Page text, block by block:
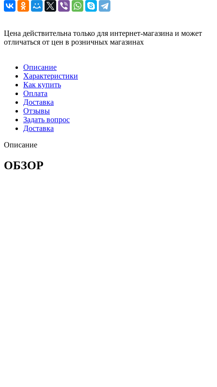
Цена действительна только для интернет-магазина и может
отличаться от цен в розничных магазинах
Описание
Характеристики
Как купить
Оплата
Доставка
Отзывы
Задать вопрос
Доставка
Описание
ОБЗОР